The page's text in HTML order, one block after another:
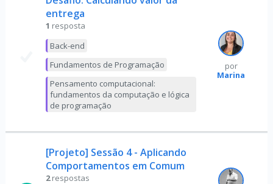
entrega
1 resposta
Back-end
Fundamentos de Programação
Pensamento computacional:
fundamentos da computação e lógica
de programação
por
Marina
[Projeto] Sessão 4 - Aplicando
Comportamentos em Comum
2 respostas